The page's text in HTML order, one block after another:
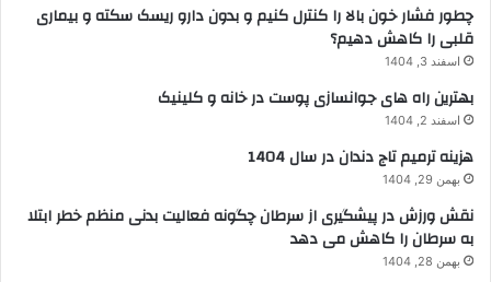
چطور فشار خون بالا را کنترل کنیم و بدون دارو ریسک سکته و بیماری
قلبی را کاهش دهیم؟
اسفند 3, 1404
بهترین راه های جوانسازی پوست در خانه و کلینیک
اسفند 2, 1404
هزینه ترمیم تاج دندان در سال 1404
بهمن 29, 1404
نقش ورزش در پیشگیری از سرطان چگونه فعالیت بدنی منظم خطر ابتلا
به سرطان را کاهش می دهد
بهمن 28, 1404